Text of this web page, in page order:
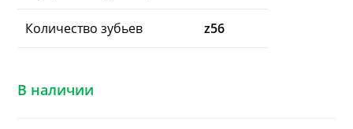
Количество зубьев z56
В наличии